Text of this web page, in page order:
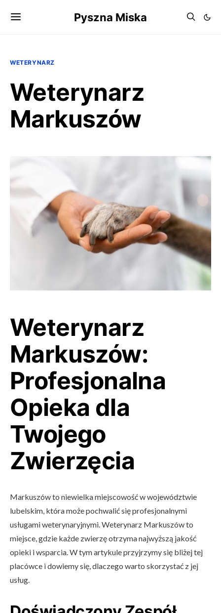
Pyszna Miska
WETERYNARZ
Weterynarz
Markuszów
Weterynarz
Markuszów:
Profesjonalna
Opieka dla
Twojego
Zwierzęcia
Markuszów to niewielka miejscowość w województwie
lubelskim, która może pochwalić się profesjonalnymi
usługami weterynaryjnymi. Weterynarz Markuszów to
miejsce, gdzie każde zwierzę otrzyma najwyższą jakość
opieki i wsparcia. W tym artykule przyjrzymy się bliżej tej
placówce i dowiemy się, dlaczego warto skorzystać z jej
usług.